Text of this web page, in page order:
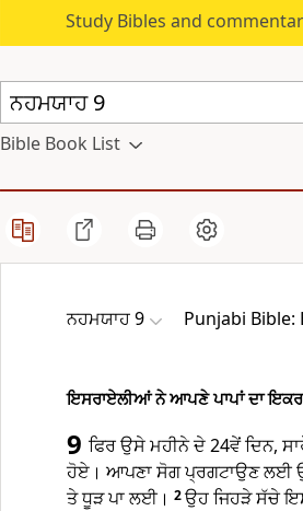
Study Bibles and
Bible Book List
ਨਹਮਯਾਹ 9 Punjabi Bible:
ਇਸਰਾਏਲੀਆਂ ਨੇ ਆਪਣੇ ਪਾਪਾਂ ਦਾ
9 ਫਿਰ ਉਸੇ ਮਹੀਨੇ ਦੇ 24ਵੇਂ ਦਿਨ,
ਹੋਏ। ਆਪਣਾ ਸੋਗ ਪ੍ਰਗਟਾਉਣ ਲਈ
ਤੇ ਧੂੜ ਪਾ ਲਈ। 2ਉਹ ਜਿਹੜੇ ਸੱਚੇ